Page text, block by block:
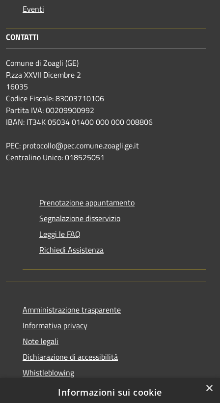
Eventi
CONTATTI
Comune di Zoagli (GE)
P.zza XXVII Dicembre 2
16035
Codice Fiscale: 83003710106
Partita IVA: 00209900992
IBAN: IT34K 05034 01400 000 000 008806
PEC: protocollo@pec.comune.zoagli.ge.it
Centralino Unico: 018525051
Prenotazione appuntamento
Segnalazione disservizio
Leggi le FAQ
Richiedi Assistenza
Amministrazione trasparente
Informativa privacy
Note legali
Dichiarazione di accessibilità
Whistleblowing
Piano di miglioramento dei servizi
×
Informazioni sui cookie